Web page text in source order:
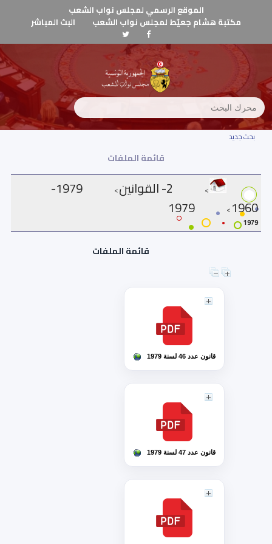
الموقع الرسمي لمجلس نواب الشعب
مكتبة هشام جعيّط لمجلس نواب الشعب
البث المباشر
بحث جديد
قائمة الملفات
> 2- القوانين >
1979-
1960
>
1979
1979
قائمة الملفات
قانون عدد 46 لسنة 1979
قانون عدد 47 لسنة 1979